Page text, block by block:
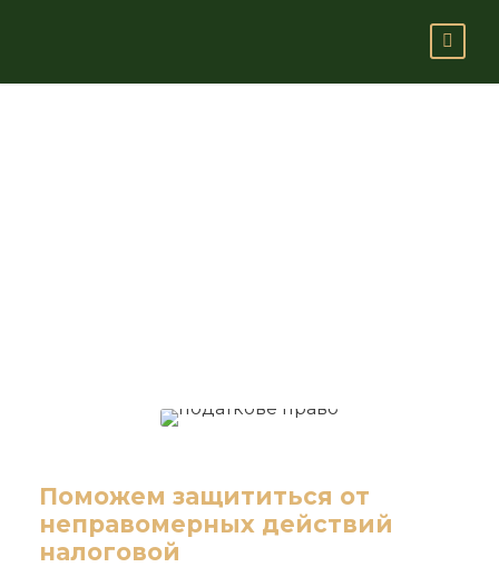
Поможем защититься от
неправомерных действий
налоговой